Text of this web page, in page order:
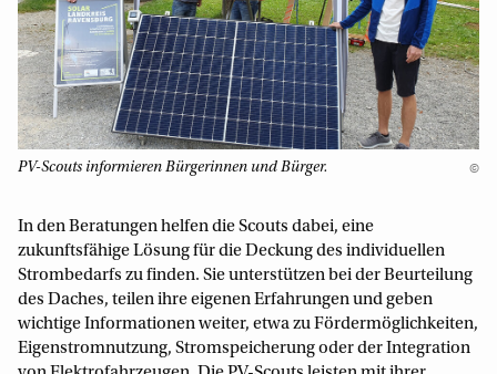
PV-Scouts informieren Bürgerinnen und Bürger. ©
In den Beratungen helfen die Scouts dabei, eine
zukunftsfähige Lösung für die Deckung des individuellen
Strombedarfs zu finden. Sie unterstützen bei der Beurteilung
des Daches, teilen ihre eigenen Erfahrungen und geben
wichtige Informationen weiter, etwa zu Fördermöglichkeiten,
Eigenstromnutzung, Stromspeicherung oder der Integration